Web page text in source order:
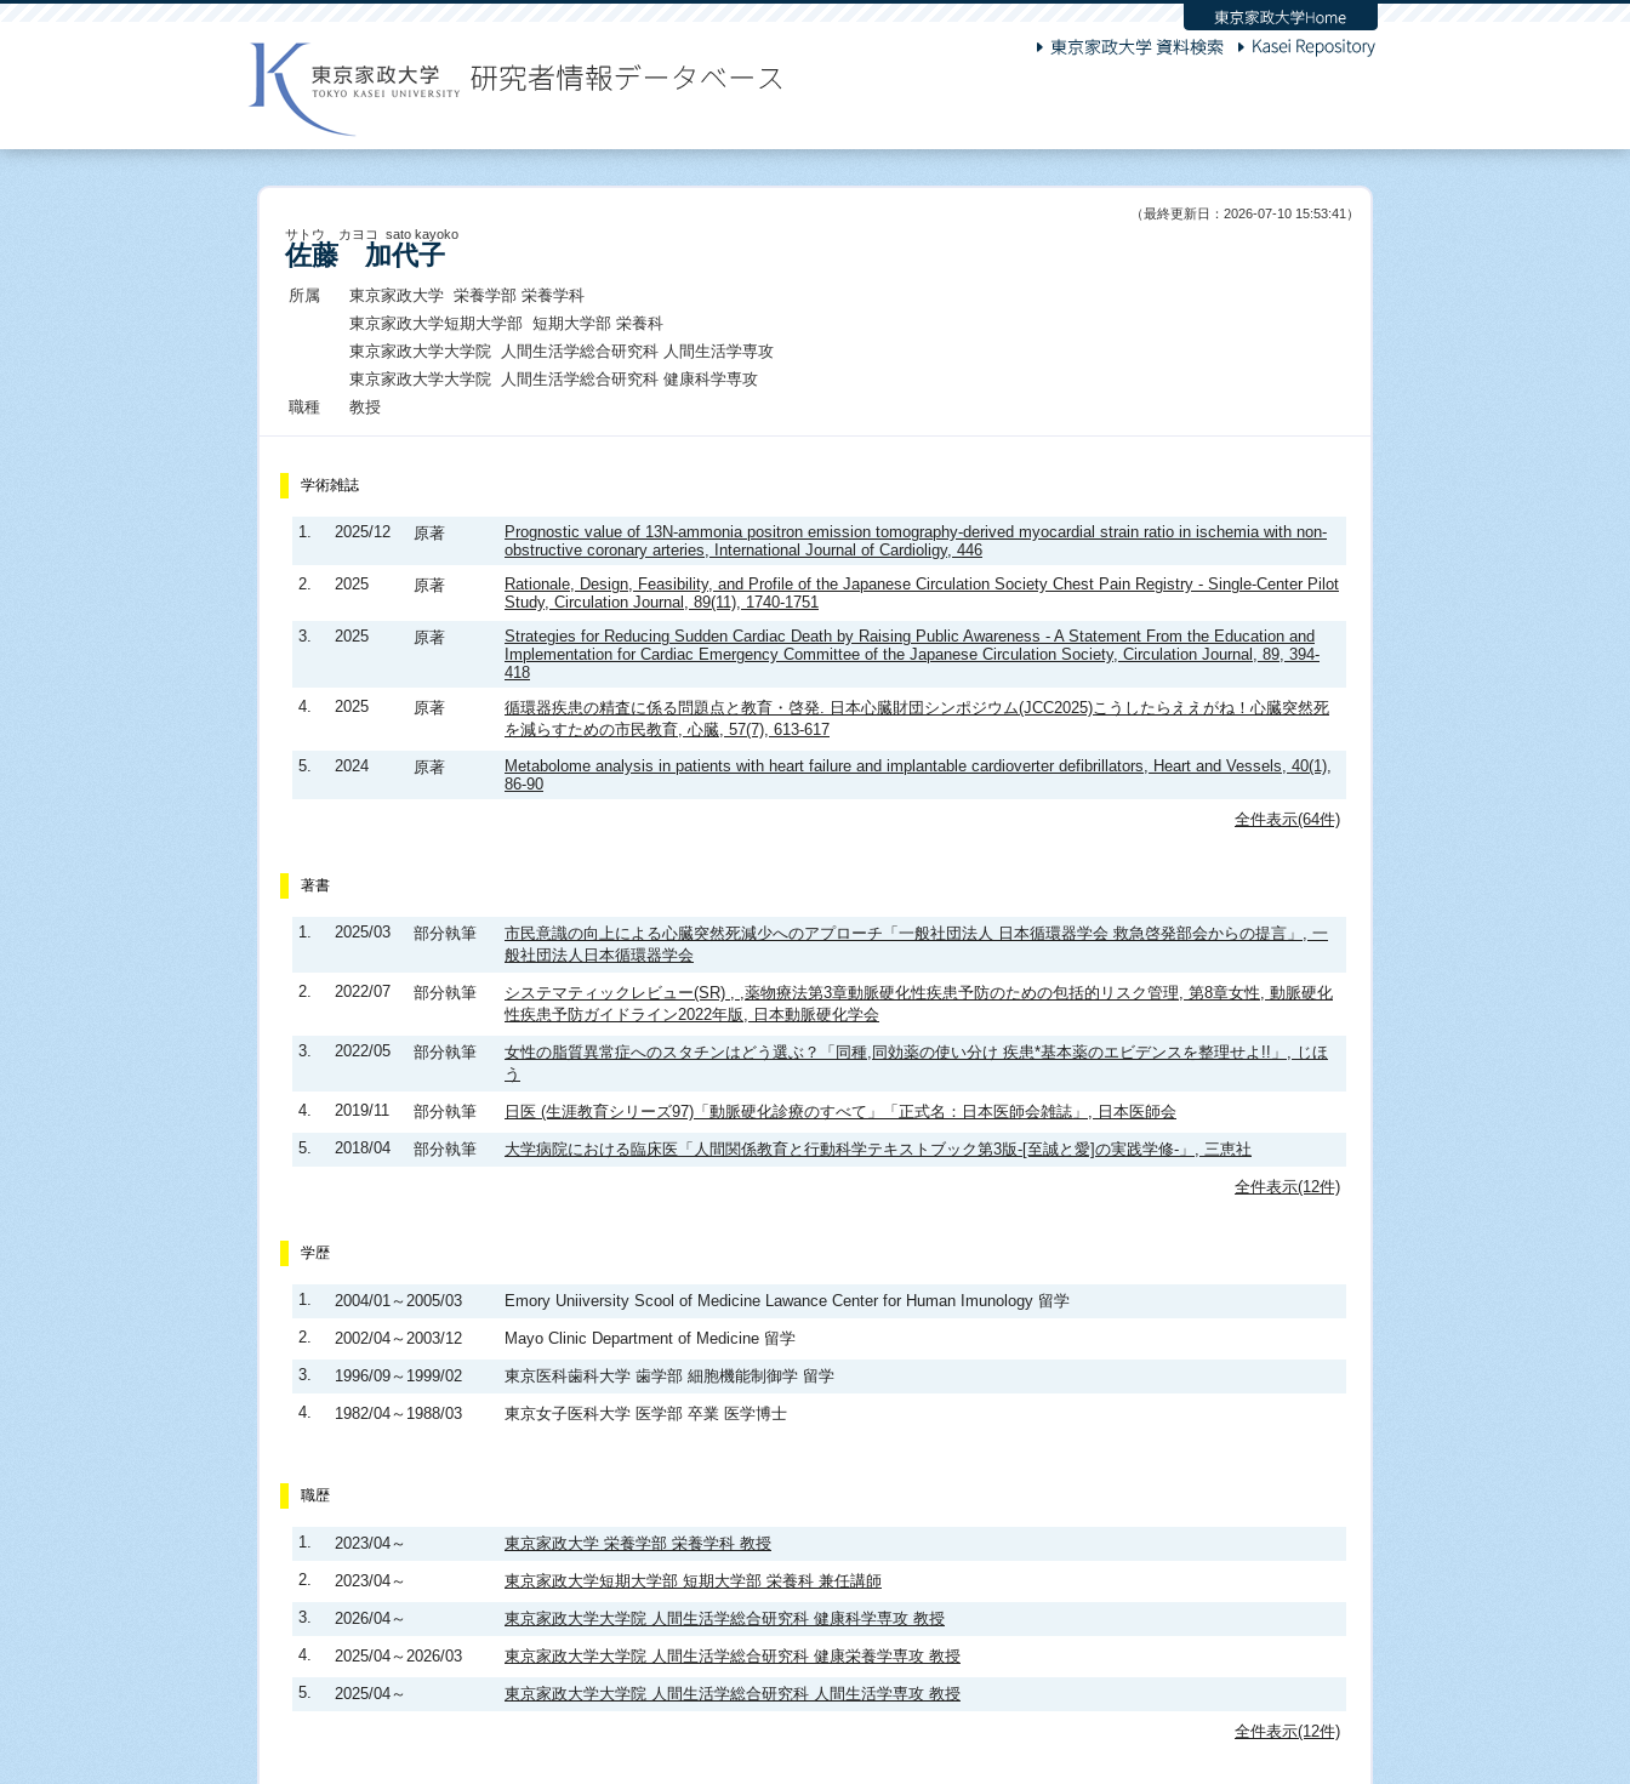
（最終更新日：2026-07-10 15:53:41）
サトウ カヨコ sato kayoko
佐藤 加代子
所属
東京家政大学 栄養学部 栄養学科
東京家政大学短期大学部 短期大学部 栄養科
東京家政大学大学院 人間生活学総合研究科 人間生活学専攻
東京家政大学大学院 人間生活学総合研究科 健康科学専攻
職種
教授
学術雑誌
1. 2025/12 原著
Prognostic value of 13N-ammonia positron emission tomography-derived myocardial strain ratio in ischemia with non-
obstructive coronary arteries, International Journal of Cardioligy, 446
2.
2025 原著
Rationale, Design, Feasibility, and Profile of the Japanese Circulation Society Chest Pain Registry - Single-Center Pilot
Study, Circulation Journal, 89(11), 1740-1751
3.
2025 原著
Strategies for Reducing Sudden Cardiac Death by Raising Public Awareness - A Statement From the Education and
Implementation for Cardiac Emergency Committee of the Japanese Circulation Society, Circulation Journal, 89, 394-
418
4.
2025 原著
循環器疾患の精査に係る問題点と教育・啓発. 日本心臓財団シンポジウム(JCC2025)こうしたらええがね！心臓突然死
を減らすための市民教育, 心臓, 57(7), 613-617
5.
2024 原著
Metabolome analysis in patients with heart failure and implantable cardioverter defibrillators, Heart and Vessels, 40(1),
86-90
全件表示(64件)
著書
1. 2025/03 部分執筆
市民意識の向上による心臓突然死減少へのアプローチ「一般社団法人 日本循環器学会 救急啓発部会からの提言」, 一
般社団法人日本循環器学会
2.
2022/07 部分執筆
システマティックレビュー(SR) , ,薬物療法第3章動脈硬化性疾患予防のための包括的リスク管理, 第8章女性, 動脈硬化
性疾患予防ガイドライン2022年版, 日本動脈硬化学会
3.
2022/05 部分執筆
女性の脂質異常症へのスタチンはどう選ぶ？「同種,同効薬の使い分け 疾患*基本薬のエビデンスを整理せよ!!」, じほ
う
4.
2019/11 部分執筆
日医 (生涯教育シリーズ97)「動脈硬化診療のすべて」「正式名：日本医師会雑誌」, 日本医師会
5.
2018/04 部分執筆 大学病院における臨床医「人間関係教育と行動科学テキストブック第3版-[至誠と愛]の実践学修-」, 三恵社
全件表示(12件)
学歴
1. 2004/01～2005/03
Emory Uniiversity Scool of Medicine Lawance Center for Human Imunology 留学
2.
2002/04～2003/12
Mayo Clinic Department of Medicine 留学
3.
1996/09～1999/02
東京医科歯科大学 歯学部 細胞機能制御学 留学
4.
1982/04～1988/03 東京女子医科大学 医学部 卒業 医学博士
職歴
1. 2023/04～
東京家政大学 栄養学部 栄養学科 教授
2.
2023/04～
東京家政大学短期大学部 短期大学部 栄養科 兼任講師
3.
2026/04～
東京家政大学大学院 人間生活学総合研究科 健康科学専攻 教授
4.
2025/04～2026/03
東京家政大学大学院 人間生活学総合研究科 健康栄養学専攻 教授
5.
2025/04～ 東京家政大学大学院 人間生活学総合研究科 人間生活学専攻 教授
全件表示(12件)